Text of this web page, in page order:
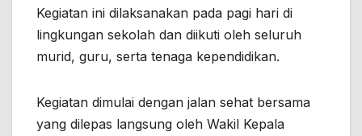
Kegiatan ini dilaksanakan pada pagi hari di
lingkungan sekolah dan diikuti oleh seluruh
murid, guru, serta tenaga kependidikan.
Kegiatan dimulai dengan jalan sehat bersama
yang dilepas langsung oleh Wakil Kepala